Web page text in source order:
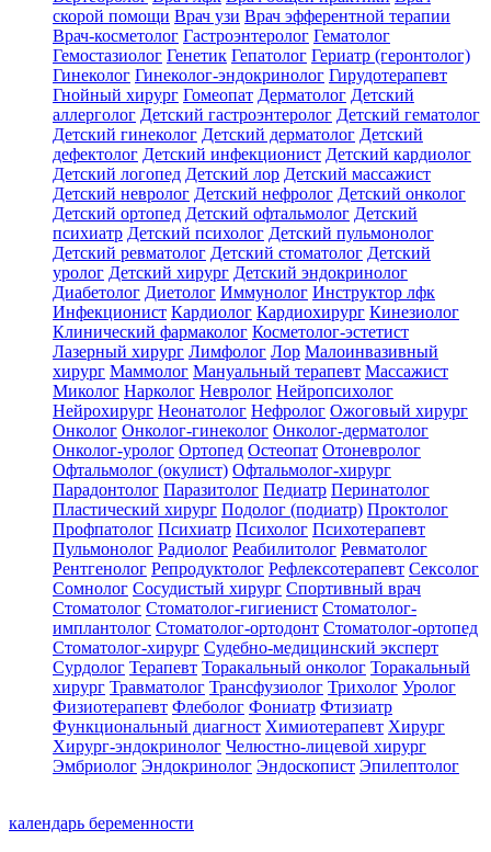
скорой помощи Врач узи Врач эфферентной терапии
Врач-косметолог Гастроэнтеролог Гематолог
Гемостазиолог Генетик Гепатолог Гериатр (геронтолог)
Гинеколог Гинеколог-эндокринолог Гирудотерапевт
Гнойный хирург Гомеопат Дерматолог Детский
аллерголог Детский гастроэнтеролог Детский гематолог
Детский гинеколог Детский дерматолог Детский
дефектолог Детский инфекционист Детский кардиолог
Детский логопед Детский лор Детский массажист
Детский невролог Детский нефролог Детский онколог
Детский ортопед Детский офтальмолог Детский
психиатр Детский психолог Детский пульмонолог
Детский ревматолог Детский стоматолог Детский
уролог Детский хирург Детский эндокринолог
Диабетолог Диетолог Иммунолог Инструктор лфк
Инфекционист Кардиолог Кардиохирург Кинезиолог
Клинический фармаколог Косметолог-эстетист
Лазерный хирург Лимфолог Лор Малоинвазивный
хирург Маммолог Мануальный терапевт Массажист
Миколог Нарколог Невролог Нейропсихолог
Нейрохирург Неонатолог Нефролог Ожоговый хирург
Онколог Онколог-гинеколог Онколог-дерматолог
Онколог-уролог Ортопед Остеопат Отоневролог
Офтальмолог (окулист) Офтальмолог-хирург
Парадонтолог Паразитолог Педиатр Перинатолог
Пластический хирург Подолог (подиатр) Проктолог
Профпатолог Психиатр Психолог Психотерапевт
Пульмонолог Радиолог Реабилитолог Ревматолог
Рентгенолог Репродуктолог Рефлексотерапевт Сексолог
Сомнолог Сосудистый хирург Спортивный врач
Стоматолог Стоматолог-гигиенист Стоматолог-
имплантолог Стоматолог-ортодонт Стоматолог-ортопед
Стоматолог-хирург Судебно-медицинский эксперт
Сурдолог Терапевт Торакальный онколог Торакальный
хирург Травматолог Трансфузиолог Трихолог Уролог
Физиотерапевт Флеболог Фониатр Фтизиатр
Функциональный диагност Химиотерапевт Хирург
Хирург-эндокринолог Челюстно-лицевой хирург
Эмбриолог Эндокринолог Эндоскопист Эпилептолог
календарь беременности